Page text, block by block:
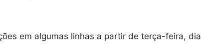
em algumas linhas a partir de terça-feira, dia